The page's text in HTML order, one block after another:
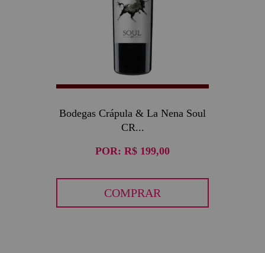
Bodegas Crápula & La Nena Soul
CR...
POR: R$ 199,00
COMPRAR